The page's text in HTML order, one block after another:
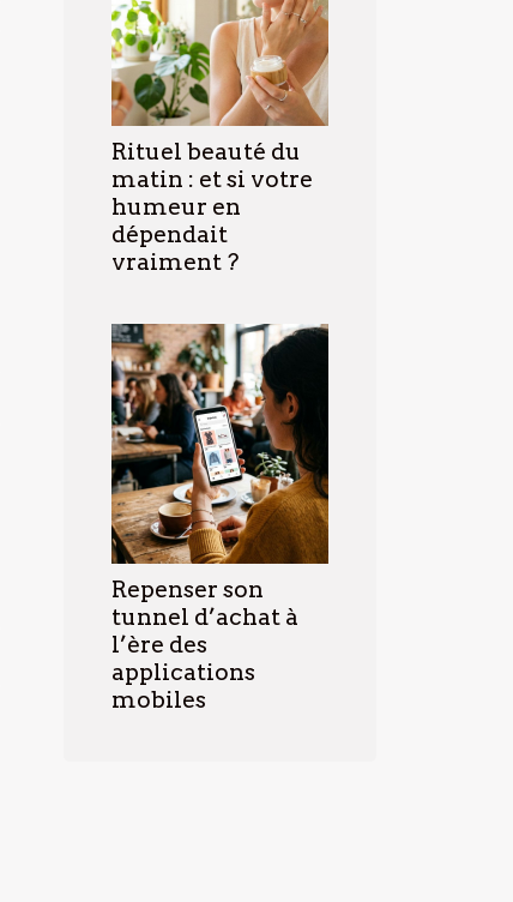
Rituel beauté du
matin : et si votre
humeur en
dépendait
vraiment ?
Repenser son
tunnel d’achat à
l’ère des
applications
mobiles